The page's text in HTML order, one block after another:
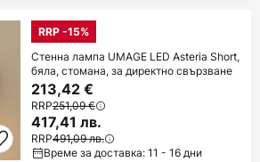
RRP -15%
Стенна лампа UMAGE LED Asteria Short,
бяла, стомана, за директно свързване
213,42 €
RRP251,09 €
417,41 лв.
RRP491,09 лв.
Време за доставка: 11 - 16 дни